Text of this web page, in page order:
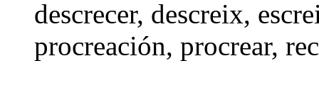
descrecer, descreix,
procreación, procrear,